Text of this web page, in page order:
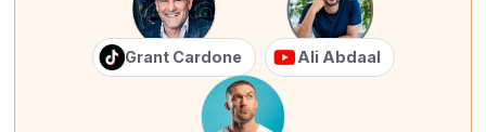
Grant Cardone Ali Abdaal